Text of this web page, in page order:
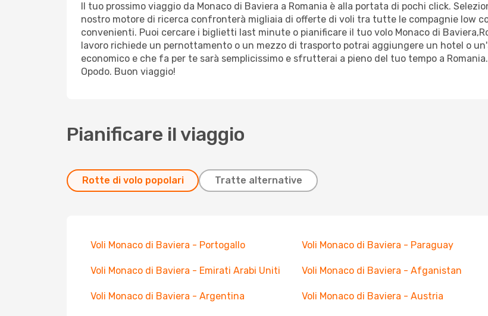
Il tuo prossimo viaggio da Monaco di Baviera a Romania è alla portata di pochi click.
nostro motore di ricerca confronterà migliaia di offerte di voli tra tutte le compagnie low
convenienti. Puoi cercare i biglietti last minute o pianificare il tuo volo Monaco di
lavoro richiede un pernottamento o un mezzo di trasporto potrai aggiungere un hotel o
economico e che fa per te sarà semplicissimo e sfrutterai a pieno del tuo tempo a
Opodo. Buon viaggio!
Pianificare il viaggio
Rotte di volo popolari Tratte alternative
Voli Monaco di Baviera - Portogallo Voli Monaco di Baviera - Paraguay
Voli Monaco di Baviera - Emirati Arabi Uniti Voli Monaco di Baviera - Afganistan
Voli Monaco di Baviera - Argentina Voli Monaco di Baviera - Austria